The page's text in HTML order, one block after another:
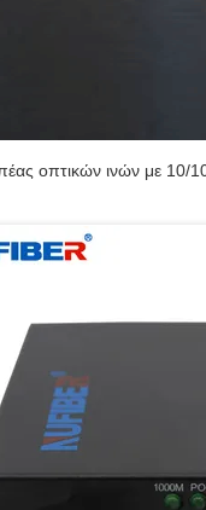
οπτικών ινών με